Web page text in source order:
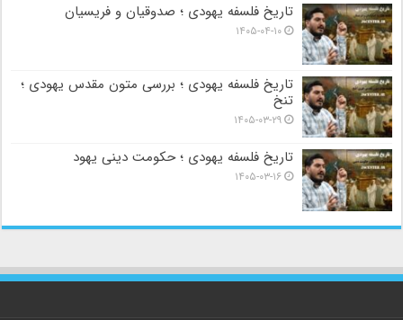
تاریخ فلسفه یهودی ؛ صدوقیان و فریسیان
۱۴۰۵-۰۴-۱۰
تاریخ فلسفه یهودی ؛ بررسی متون مقدس یهودی ؛
تنخ
۱۴۰۵-۰۳-۲۹
تاریخ فلسفه یهودی ؛ حکومت دینی یهود
۱۴۰۵-۰۳-۱۶